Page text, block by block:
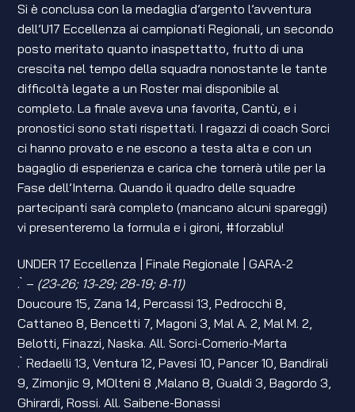
Si è conclusa con la medaglia d’argento l’avventura
dell’U17 Eccellenza ai campionati Regionali, un secondo
posto meritato quanto inaspettatto, frutto di una
crescita nel tempo della squadra nonostante le tante
difficoltà legate a un Roster mai disponibile al
completo. La finale aveva una favorita, Cantù, e i
pronostici sono stati rispettati. I ragazzi di coach Sorci
ci hanno provato e ne escono a testa alta e con un
bagaglio di esperienza e carica che tornerà utile per la
Fase dell’Interna. Quando il quadro delle squadre
partecipanti sarà completo (mancano alcuni spareggi)
vi presenteremo la formula e i gironi, #forzablu!
UNDER 17 Eccellenza | Finale Regionale | GARA-2
. ̀ – (23-26; 13-29; 28-19; 8-11)
Doucoure 15, Zana 14, Percassi 13, Pedrocchi 8,
Cattaneo 8, Bencetti 7, Magoni 3, Mal A. 2, Mal M. 2,
Belotti, Finazzi, Naska. All. Sorci-Comerio-Marta
. ̀ Redaelli 13, Ventura 12, Pavesi 10, Pancer 10, Bandirali
9, Zimonjic 9, MOlteni 8 ,Malano 8, Gualdi 3, Bagordo 3,
Ghirardi, Rossi. All. Saibene-Bonassi